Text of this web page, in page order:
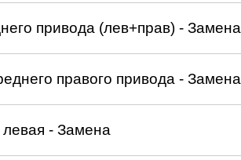
привода (лев+прав) - Замена
правого привода - Замена
левая - Замена